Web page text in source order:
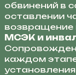
обвинений в
оставлении
возвращение
МСЭК и
каждом
установления